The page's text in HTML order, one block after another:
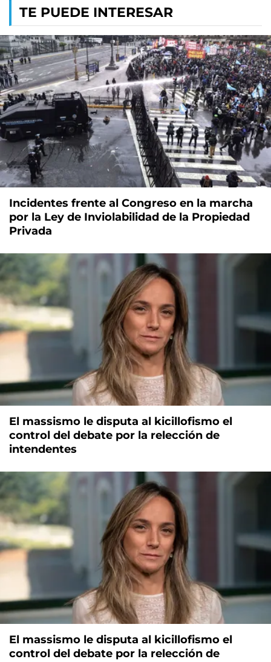
TE PUEDE INTERESAR
Incidentes frente al Congreso en la marcha
por la Ley de Inviolabilidad de la Propiedad
Privada
El massismo le disputa al kicillofismo el
control del debate por la relección de
intendentes
El massismo le disputa al kicillofismo el
control del debate por la relección de